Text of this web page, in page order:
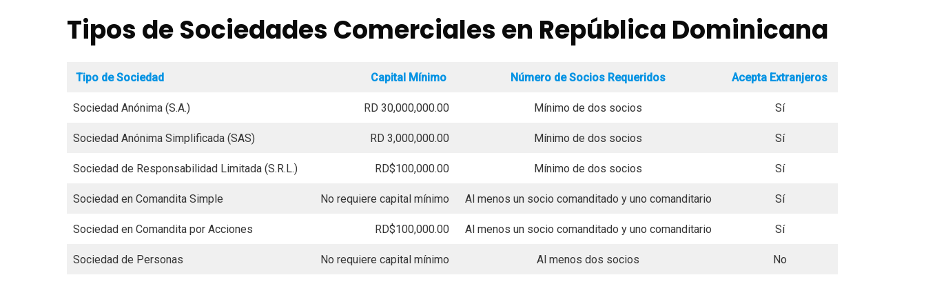
Tipos de Sociedades Comerciales en República Dominicana
Tipo de Sociedad Capital Mínimo Número de Socios Requeridos Acepta Extranjeros
Sociedad Anónima (S.A.) RD 30,000,000.00 Mínimo de dos socios Sí
Sociedad Anónima Simplificada (SAS) RD 3,000,000.00 Mínimo de dos socios Sí
Sociedad de Responsabilidad Limitada (S.R.L.) RD$100,000.00 Mínimo de dos socios Sí
Sociedad en Comandita Simple No requiere capital mínimo Al menos un socio comanditado y uno comanditario Sí
Sociedad en Comandita por Acciones RD$100,000.00 Al menos un socio comanditado y uno comanditario Sí
Sociedad de Personas No requiere capital mínimo Al menos dos socios No